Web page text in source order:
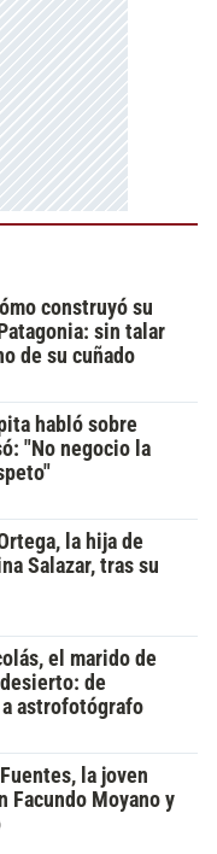
construyó su
sin talar
de su cuñado
habló sobre
"No negocio la
la hija de
Salazar, tras su
el marido de
de
astrofotógrafo
la joven
Facundo Moyano y